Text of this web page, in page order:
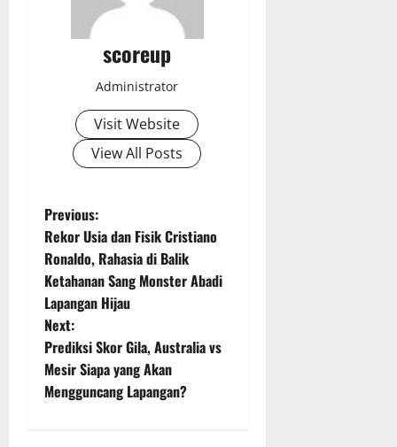
scoreup
Administrator
Visit Website
View All Posts
P
o
s
t
n
a
Previous:
Rekor Usia dan Fisik Cristiano
Ronaldo, Rahasia di Balik
Ketahanan Sang Monster Abadi
Lapangan Hijau
Next:
Prediksi Skor Gila, Australia vs
Mesir Siapa yang Akan
Mengguncang Lapangan?